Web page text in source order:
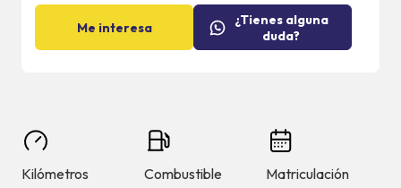
Me interesa
¿Tienes alguna
duda?
Kilómetros Combustible Matriculación